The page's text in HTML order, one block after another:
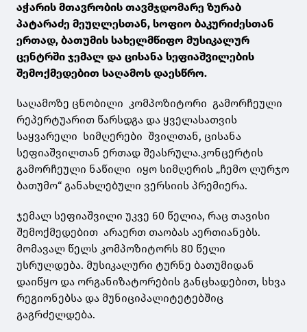
აჭარის მთავრობის თავმჯდომარე ზურაბ
პატარაძე მეუღლესთან, სოფიო ბაკურიძესთან
ერთად, ბათუმის სახელმწიფო მუსიკალურ
ცენტრში ჯემალ და ცისანა სეფიაშვილების
შემოქმედებით საღამოს დაესწრო.
საღამოზე ცნობილი კომპოზიტორი გამორჩეული
რეპერტუარით წარსდგა და ყველასათვის
საყვარელი სიმღერები შვილთან, ცისანა
სეფიაშვილთან ერთად შეასრულა.კონცერტის
გამორჩეული ნაწილი იყო სიმღერის „ჩემო ლურჯო
ბათუმო“ განახლებული ვერსიის პრემიერა.
ჯემალ სეფიაშვილი უკვე 60 წელია, რაც თავისი
შემოქმედებით არაერთ თაობას აერთიანებს.
მომავალ წელს კომპოზიტორს 80 წელი
უსრულდება. მუსიკალური ტურნე ბათუმიდან
დაიწყო და ორგანიზატორების განცხადებით, სხვა
რეგიონებსა და მუნიციპალიტეტებშიც
გაგრძელდება.